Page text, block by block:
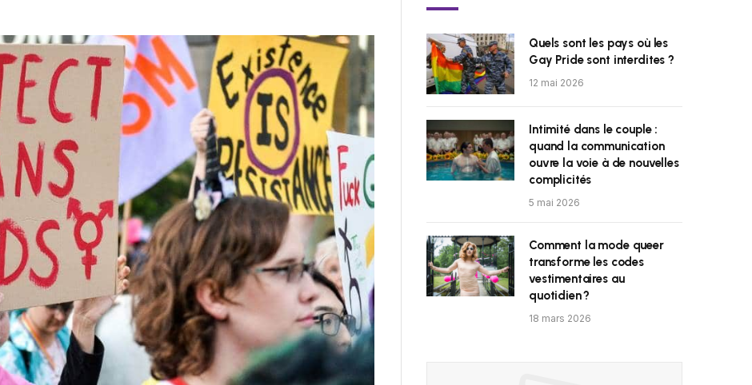
Quels sont les pays où les
Gay Pride sont interdites ?
12 mai 2026
Intimité dans le couple :
quand la communication
ouvre la voie à de nouvelles
complicités
5 mai 2026
Comment la mode queer
transforme les codes
vestimentaires au
quotidien ?
18 mars 2026